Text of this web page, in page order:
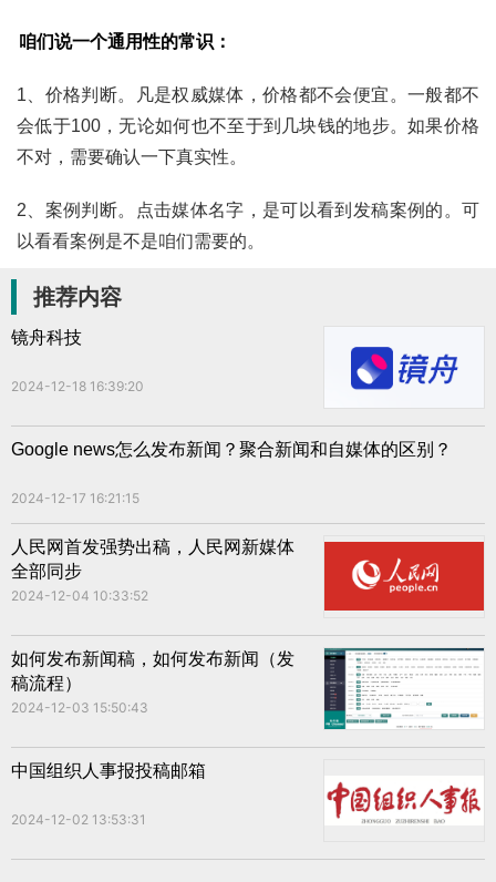
咱们说一个通用性的常识：
1、价格判断。凡是权威媒体，价格都不会便宜。一般都不
会低于100，无论如何也不至于到几块钱的地步。如果价格
不对，需要确认一下真实性。
2、案例判断。点击媒体名字，是可以看到发稿案例的。可
以看看案例是不是咱们需要的。
推荐内容
镜舟科技
2024-12-18 16:39:20
Google news怎么发布新闻？聚合新闻和自媒体的区别？
2024-12-17 16:21:15
人民网首发强势出稿，人民网新媒体
全部同步
2024-12-04 10:33:52
如何发布新闻稿，如何发布新闻（发
稿流程）
2024-12-03 15:50:43
中国组织人事报投稿邮箱
2024-12-02 13:53:31